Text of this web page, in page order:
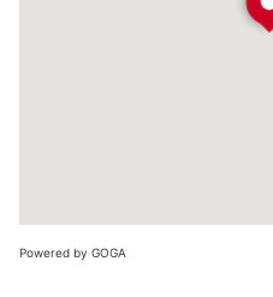
Powered by GOGA